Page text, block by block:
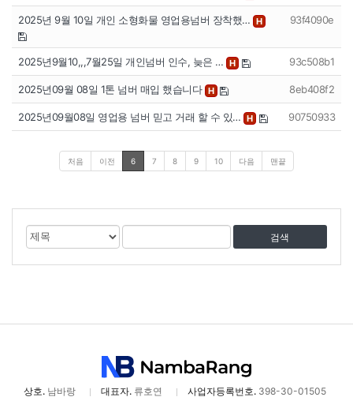
2025년 9월 10일 개인 소형화물 영업용넘버 장착했… H 93f4090e
2025년9월10,,,7월25일 개인넘버 인수, 늦은 … H 93c508b1
2025년09월 08일 1톤 넘버 매입 했습니다 H 8eb408f2
2025년09월08일 영업용 넘버 믿고 거래 할 수 있… H 90750933
처음 이전 6 7 8 9 10 다음 맨끝
게
물
검
색
대
검
어
상호.남바랑 대표자.류호연 사업자등록번호.398-30-01505